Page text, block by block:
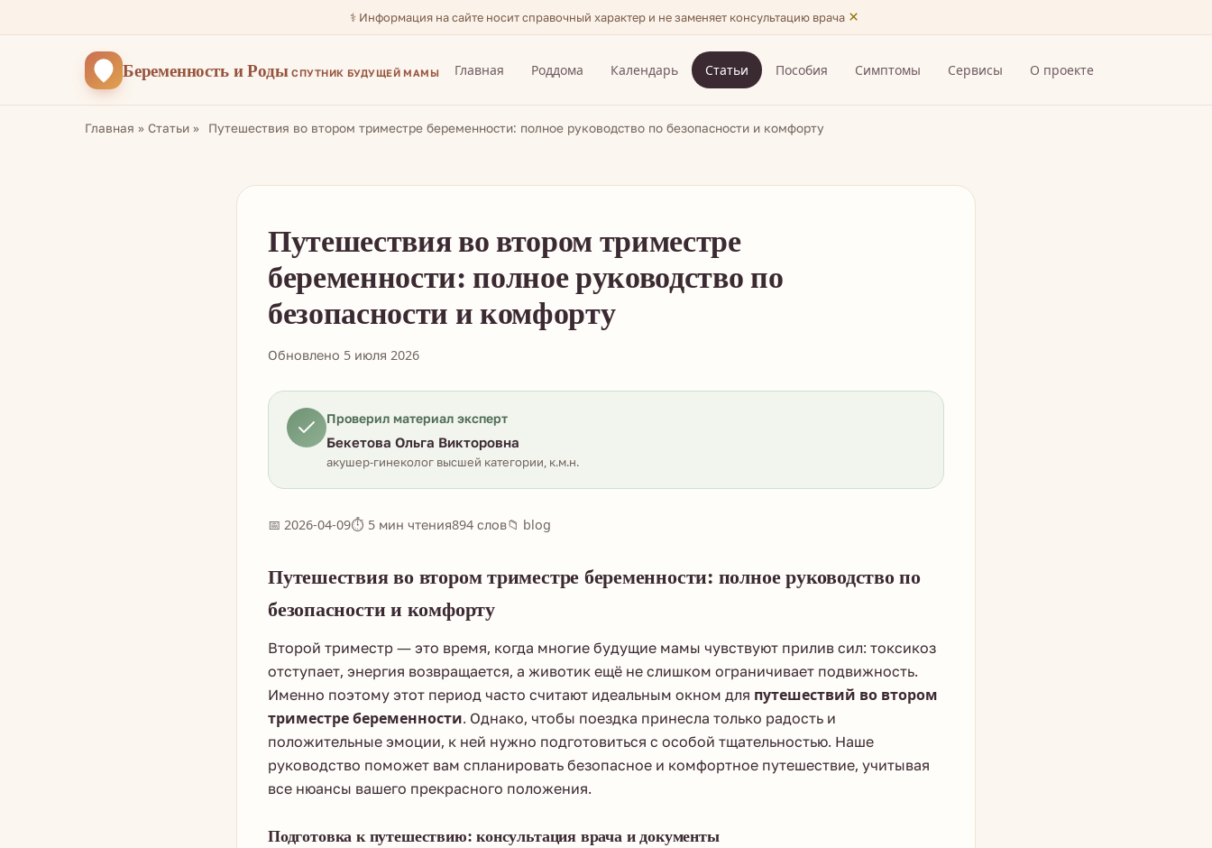
⚕️ Информация на сайте носит справочный характер и не заменяет консультацию врача ×
Беременностьи Роды СПУТНИК БУДУЩЕЙ МАМЫ Главная Роддома Календарь Статьи Пособия Симптомы Сервисы О проекте
Главная » Статьи » Путешествия во втором триместре беременности: полное руководство по безопасности и комфорту
Путешествия во втором триместре
беременности: полное руководство по
безопасности и комфорту
Обновлено 5 июля 2026
Проверил материал эксперт
Бекетова Ольга Викторовна
акушер-гинеколог высшей категории, к.м.н.
📅 2026-04-09⏱ 5 мин чтения894 слов📁 blog
Путешествия во втором триместре беременности: полное руководство по
безопасности и комфорту
Второй триместр — это время, когда многие будущие мамы чувствуют прилив сил: токсикоз
отступает, энергия возвращается, а животик ещё не слишком ограничивает подвижность.
Именно поэтому этот период часто считают идеальным окном для путешествий во втором
триместре беременности. Однако, чтобы поездка принесла только радость и
положительные эмоции, к ней нужно подготовиться с особой тщательностью. Наше
руководство поможет вам спланировать безопасное и комфортное путешествие, учитывая
все нюансы вашего прекрасного положения.
Подготовка к путешествию: консультация врача и документы